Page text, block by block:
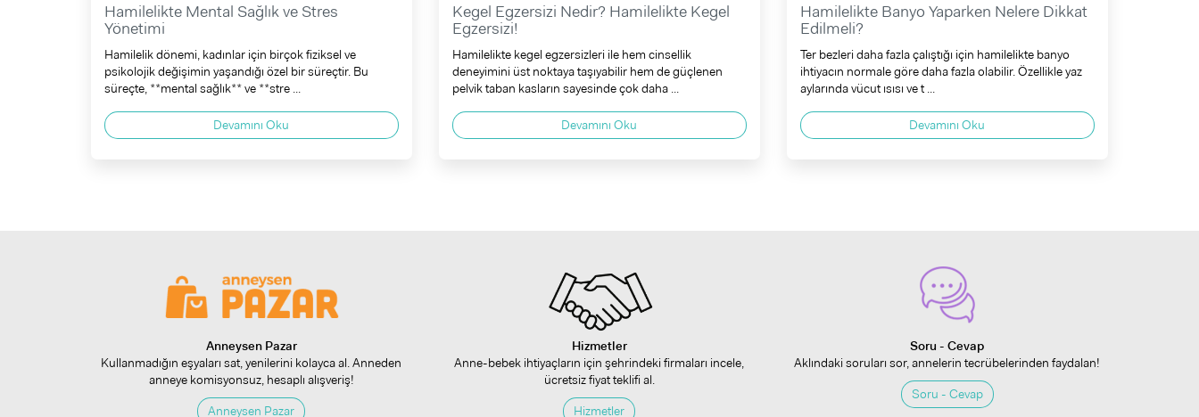
Hamilelikte Mental Sağlık ve Stres
Yönetimi
Hamilelik dönemi, kadınlar için birçok fiziksel ve
psikolojik değişimin yaşandığı özel bir süreçtir. Bu
süreçte, **mental sağlık** ve **stre ...
Devamını Oku
Kegel Egzersizi Nedir? Hamilelikte Kegel
Egzersizi!
Hamilelikte kegel egzersizleri ile hem cinsellik
deneyimini üst noktaya taşıyabilir hem de güçlenen
pelvik taban kasların sayesinde çok daha ...
Devamını Oku
Hamilelikte Banyo Yaparken Nelere Dikkat
Edilmeli?
Ter bezleri daha fazla çalıştığı için hamilelikte banyo
ihtiyacın normale göre daha fazla olabilir. Özellikle yaz
aylarında vücut ısısı ve t ...
Devamını Oku
Anneysen Pazar
Kullanmadığın eşyaları sat, yenilerini kolayca al. Anneden
anneye komisyonsuz, hesaplı alışveriş!
Anneysen Pazar
Hizmetler
Anne-bebek ihtiyaçların için şehrindeki firmaları incele,
ücretsiz fiyat teklifi al.
Hizmetler
Soru - Cevap
Aklındaki soruları sor, annelerin tecrübelerinden faydalan!
Soru - Cevap